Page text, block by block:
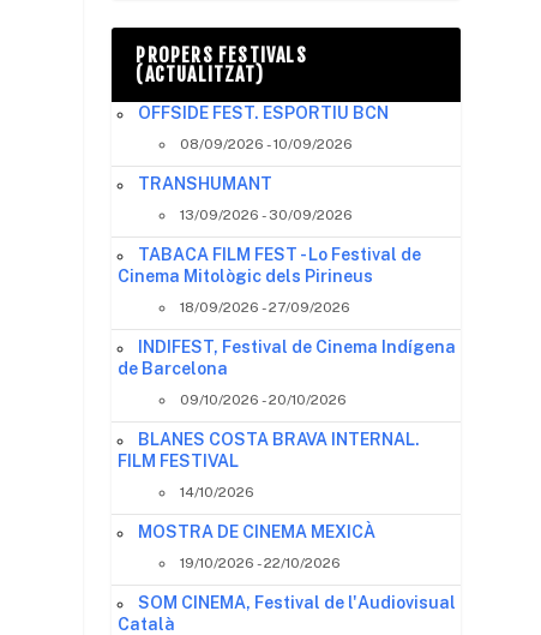
PROPERS FESTIVALS
(ACTUALITZAT)
OFFSIDE FEST. ESPORTIU BCN
08/09/2026 - 10/09/2026
TRANSHUMANT
13/09/2026 - 30/09/2026
TABACA FILM FEST - Lo Festival de
Cinema Mitològic dels Pirineus
18/09/2026 - 27/09/2026
INDIFEST, Festival de Cinema Indígena
de Barcelona
09/10/2026 - 20/10/2026
BLANES COSTA BRAVA INTERNAL.
FILM FESTIVAL
14/10/2026
MOSTRA DE CINEMA MEXICÀ
19/10/2026 - 22/10/2026
SOM CINEMA, Festival de l'Audiovisual
Català